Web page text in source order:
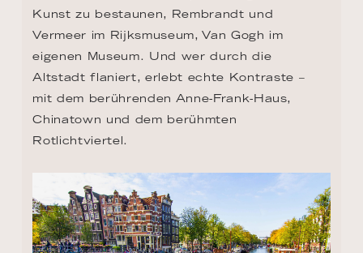
Kunst zu bestaunen, Rembrandt und
Vermeer im Rijksmuseum, Van Gogh im
eigenen Museum. Und wer durch die
Altstadt flaniert, erlebt echte Kontraste –
mit dem berührenden Anne-Frank-Haus,
Chinatown und dem berühmten
Rotlichtviertel.